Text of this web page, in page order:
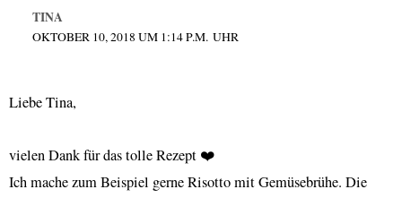
TINA
OKTOBER 10, 2018 UM 1:14 P.M. UHR
Liebe Tina,
vielen Dank für das tolle Rezept ❤️
Ich mache zum Beispiel gerne Risotto mit Gemüsebrühe. Die